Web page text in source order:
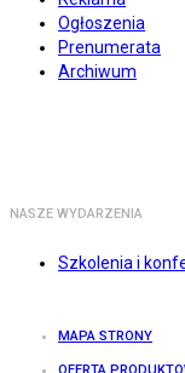
Ogłoszenia
Prenumerata
Archiwum
NASZE WYDARZENIA
Szkolenia i
MAPA STRONY